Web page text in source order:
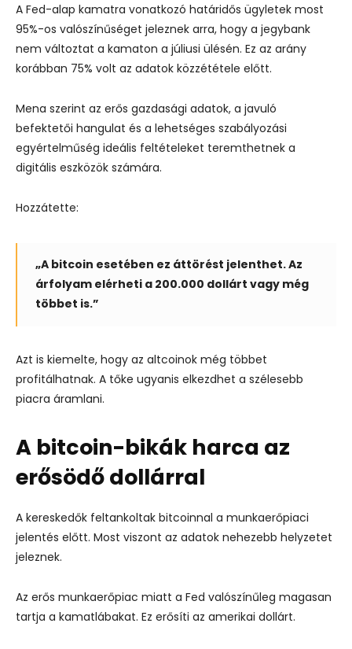
A Fed-alap kamatra vonatkozó határidős ügyletek most
95%-os valószínűséget jeleznek arra, hogy a jegybank
nem változtat a kamaton a júliusi ülésén. Ez az arány
korábban 75% volt az adatok közzététele előtt.
Mena szerint az erős gazdasági adatok, a javuló
befektetői hangulat és a lehetséges szabályozási
egyértelműség ideális feltételeket teremthetnek a
digitális eszközök számára.
Hozzátette:
„A bitcoin esetében ez áttörést jelenthet. Az
árfolyam elérheti a 200.000 dollárt vagy még
többet is.”
Azt is kiemelte, hogy az altcoinok még többet
profitálhatnak. A tőke ugyanis elkezdhet a szélesebb
piacra áramlani.
A bitcoin-bikák harca az
erősödő dollárral
A kereskedők feltankoltak bitcoinnal a munkaerőpiaci
jelentés előtt. Most viszont az adatok nehezebb helyzetet
jeleznek.
Az erős munkaerőpiac miatt a Fed valószínűleg magasan
tartja a kamatlábakat. Ez erősíti az amerikai dollárt.